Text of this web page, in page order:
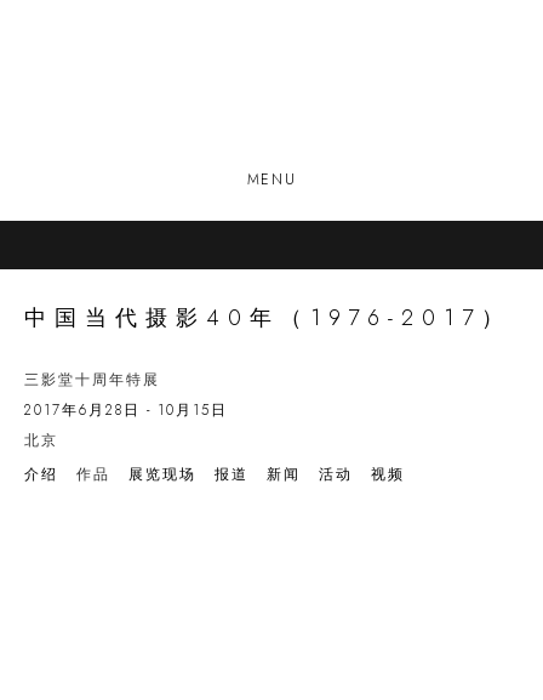
MENU
中国当代摄影40年（1976-2017）
三影堂十周年特展
2017年6月28日 - 10月15日
北京
介绍
作品 展览现场 报道 新闻 活动 视频